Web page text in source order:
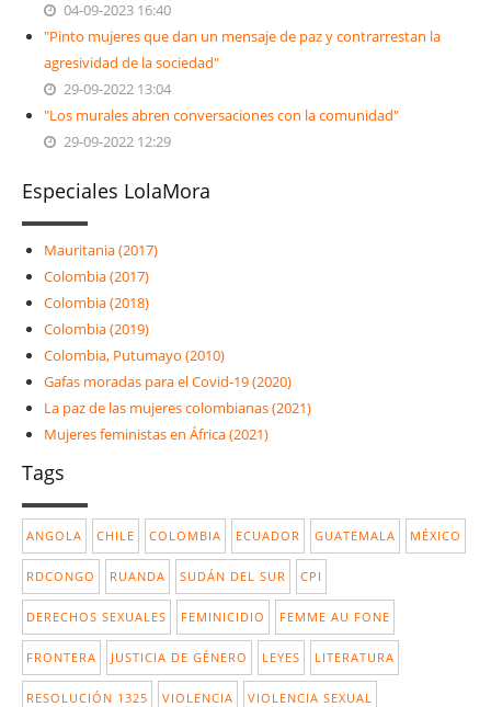
04-09-2023 16:40
"Pinto mujeres que dan un mensaje de paz y contrarrestan la
agresividad de la sociedad"
29-09-2022 13:04
"Los murales abren conversaciones con la comunidad"
29-09-2022 12:29
Especiales LolaMora
Mauritania (2017)
Colombia (2017)
Colombia (2018)
Colombia (2019)
Colombia, Putumayo (2010)
Gafas moradas para el Covid-19 (2020)
La paz de las mujeres colombianas (2021)
Mujeres feministas en África (2021)
Tags
ANGOLA CHILE COLOMBIA ECUADOR GUATEMALA MÉXICO
RDCONGO RUANDA SUDÁN DEL SUR CPI
DERECHOS SEXUALES FEMINICIDIO FEMME AU FONE
FRONTERA JUSTICIA DE GÉNERO LEYES LITERATURA
RESOLUCIÓN 1325 VIOLENCIA VIOLENCIA SEXUAL